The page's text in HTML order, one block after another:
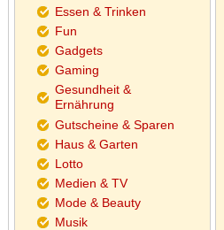
Essen & Trinken
Fun
Gadgets
Gaming
Gesundheit &
Ernährung
Gutscheine & Sparen
Haus & Garten
Lotto
Medien & TV
Mode & Beauty
Musik